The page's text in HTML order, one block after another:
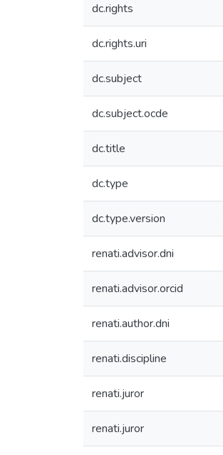
dc.rights
dc.rights.uri
dc.subject
dc.subject.ocde
dc.title
dc.type
dc.type.version
renati.advisor.dni
renati.advisor.orcid
renati.author.dni
renati.discipline
renati.juror
renati.juror